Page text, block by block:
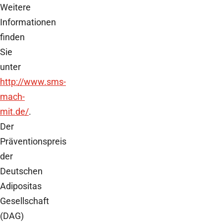
Weitere
Informationen
finden
Sie
unter
http://www.sms-
mach-
mit.de/.
Der
Präventionspreis
der
Deutschen
Adipositas
Gesellschaft
(DAG)